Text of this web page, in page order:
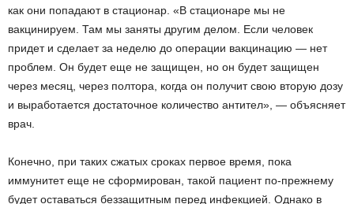
как они попадают в стационар. «В стационаре мы не
вакцинируем. Там мы заняты другим делом. Если человек
придет и сделает за неделю до операции вакцинацию — нет
проблем. Он будет еще не защищен, но он будет защищен
через месяц, через полтора, когда он получит свою вторую дозу
и выработается достаточное количество антител», — объясняет
врач.
Конечно, при таких сжатых сроках первое время, пока
иммунитет еще не сформирован, такой пациент по-прежнему
будет оставаться беззащитным перед инфекцией. Однако в